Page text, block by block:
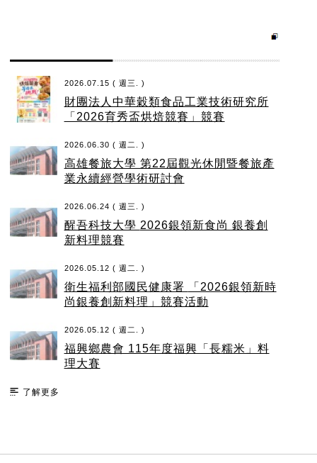
2026.07.15 ( 週三. )
財團法人中華穀類食品工業技術研究所
「2026育秀盃烘焙競賽」競賽
2026.06.30 ( 週二. )
高雄餐旅大學 第22屆觀光休閒暨餐旅產
業永續經營學術研討會
2026.06.24 ( 週三. )
醒吾科技大學 2026銀領新食尚 銀養創
新料理競賽
2026.05.12 ( 週二. )
衛生福利部國民健康署 「2026銀領新時
尚銀養創新料理」競賽活動
2026.05.12 ( 週二. )
福興鄉農會 115年度福興「長糯米」料
理大賽
了解更多